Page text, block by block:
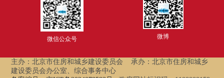
微信公众号 微博
主办：北京市住房和城乡建设委员会
承办：北京市住房和城乡
建设委员会办公室、综合事务中心